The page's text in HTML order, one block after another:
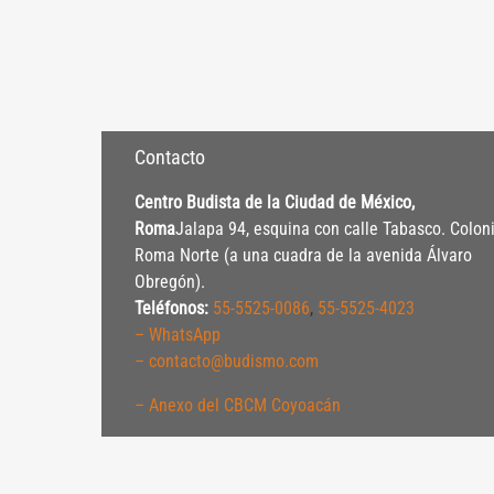
Contacto
Centro Budista de la Ciudad de México,
RomaJalapa 94, esquina con calle Tabasco.
Roma Norte (a una cuadra de la avenida Álvaro
Obregón).
Teléfonos: 55-5525-0086, 55-5525-4023
– WhatsApp
– contacto@budismo.com
– Anexo del CBCM Coyoacán